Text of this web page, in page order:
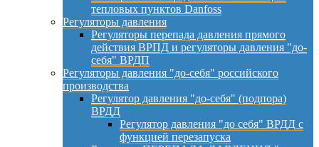
тепловых пунктов Danfoss
Регуляторы давления
Регуляторы перепада давления прямого
действия ВРПД и регуляторы давления "до-
себя" ВРДП
Регуляторы давления "до-себя" российского
производства
Регулятор давления "до-себя" (подпора)
ВРДД
Регулятор давления "до себя" ВРДД с
функцией перезапуска